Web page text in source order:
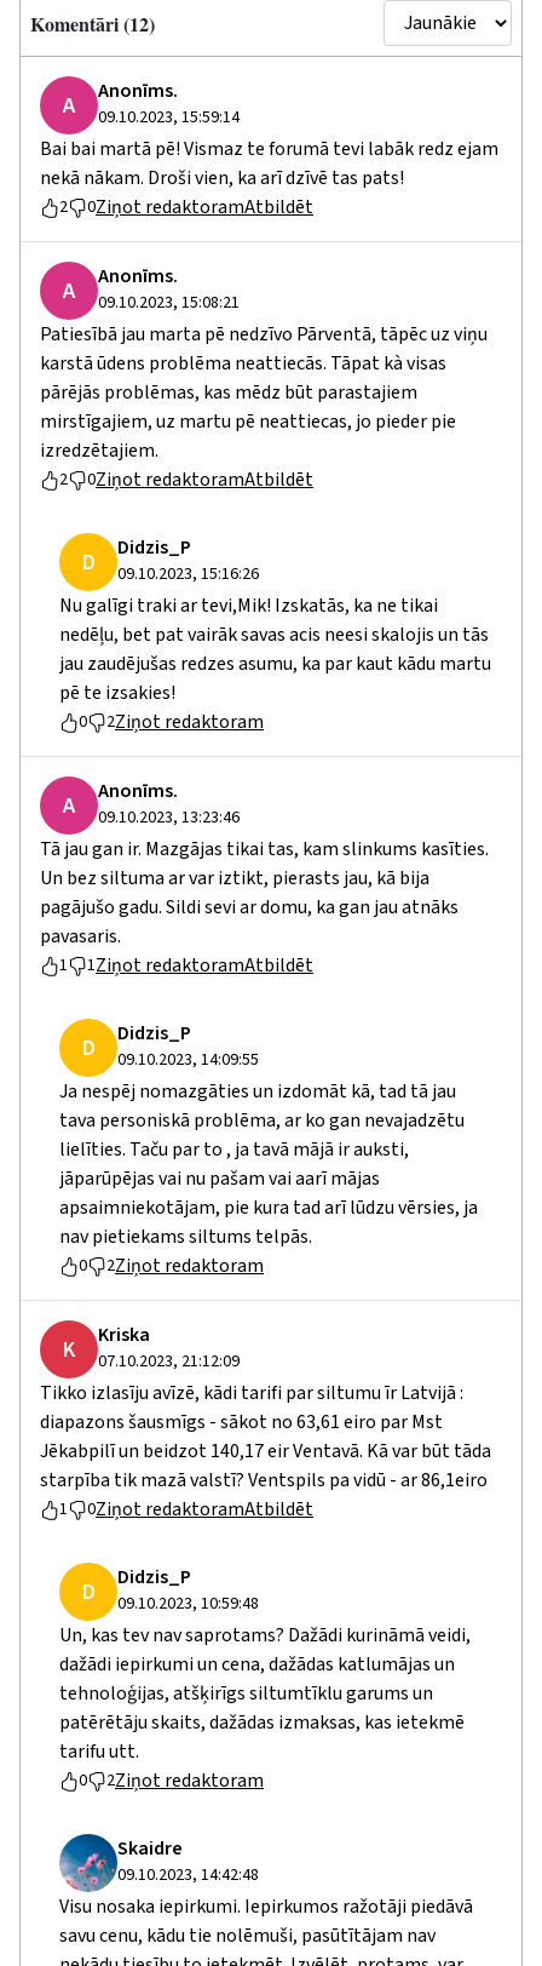
Komentāri (12)
A Anonīms.
09.10.2023, 15:59:14
Bai bai martā pē! Vismaz te forumā tevi labāk redz ejam
nekā nākam. Droši vien, ka arī dzīvē tas pats!
2 0Ziņot redaktoramAtbildēt
A Anonīms.
09.10.2023, 15:08:21
Patiesībā jau marta pē nedzīvo Pārventā, tāpēc uz viņu
karstā ūdens problēma neattiecās. Tāpat kà visas
pārējās problēmas, kas mēdz būt parastajiem
mirstīgajiem, uz martu pē neattiecas, jo pieder pie
izredzētajiem.
2 0Ziņot redaktoramAtbildēt
D Didzis_P
09.10.2023, 15:16:26
Nu galīgi traki ar tevi,Mik! Izskatās, ka ne tikai
nedēļu, bet pat vairāk savas acis neesi skalojis un tās
jau zaudējušas redzes asumu, ka par kaut kādu martu
pē te izsakies!
0 2Ziņot redaktoram
A Anonīms.
09.10.2023, 13:23:46
Tā jau gan ir. Mazgājas tikai tas, kam slinkums kasīties.
Un bez siltuma ar var iztikt, pierasts jau, kā bija
pagājušo gadu. Sildi sevi ar domu, ka gan jau atnāks
pavasaris.
1 1Ziņot redaktoramAtbildēt
D Didzis_P
09.10.2023, 14:09:55
Ja nespēj nomazgāties un izdomāt kā, tad tā jau
tava personiskā problēma, ar ko gan nevajadzētu
lielīties. Taču par to , ja tavā mājā ir auksti,
jāparūpējas vai nu pašam vai aarī mājas
apsaimniekotājam, pie kura tad arī lūdzu vērsies, ja
nav pietiekams siltums telpās.
0 2Ziņot redaktoram
K Kriska
07.10.2023, 21:12:09
Tikko izlasīju avīzē, kādi tarifi par siltumu īr Latvijā :
diapazons šausmīgs - sākot no 63,61 eiro par Mst
Jēkabpilī un beidzot 140,17 eir Ventavā. Kā var būt tāda
starpība tik mazā valstī? Ventspils pa vidū - ar 86,1eiro
1 0Ziņot redaktoramAtbildēt
D Didzis_P
09.10.2023, 10:59:48
Un, kas tev nav saprotams? Dažādi kurināmā veidi,
dažādi iepirkumi un cena, dažādas katlumājas un
tehnoloģijas, atšķirīgs siltumtīklu garums un
patērētāju skaits, dažādas izmaksas, kas ietekmē
tarifu utt.
0 2Ziņot redaktoram
Skaidre
09.10.2023, 14:42:48
Visu nosaka iepirkumi. Iepirkumos ražotāji piedāvā
savu cenu, kādu tie nolēmuši, pasūtītājam nav